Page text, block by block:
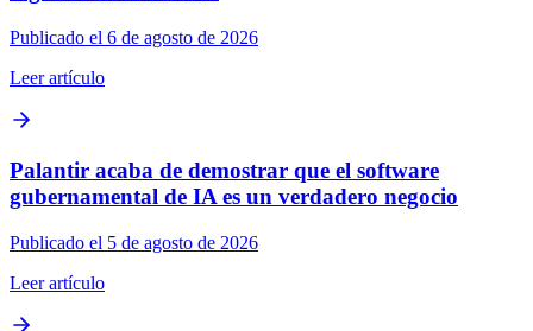
Publicado el 6 de agosto de 2026
Leer artículo
Palantir acaba de demostrar que el software
gubernamental de IA es un verdadero negocio
Publicado el 5 de agosto de 2026
Leer artículo